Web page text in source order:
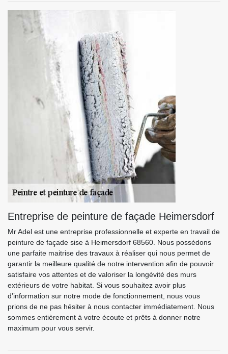
Entreprise de peinture de façade Heimersdorf
Mr Adel est une entreprise professionnelle et experte en travail de
peinture de façade sise à Heimersdorf 68560. Nous possédons
une parfaite maitrise des travaux à réaliser qui nous permet de
garantir la meilleure qualité de notre intervention afin de pouvoir
satisfaire vos attentes et de valoriser la longévité des murs
extérieurs de votre habitat. Si vous souhaitez avoir plus
d’information sur notre mode de fonctionnement, nous vous
prions de ne pas hésiter à nous contacter immédiatement. Nous
sommes entièrement à votre écoute et prêts à donner notre
maximum pour vous servir.